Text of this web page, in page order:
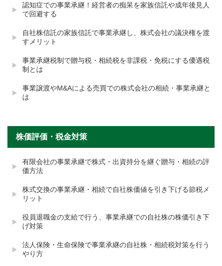
認知症での事業承継！経営者の痴呆を家族信託や成年後見人
で回避する
自社株信託の家族信託で事業承継し、株式会社の議決権を渡
すメリット
事業承継税制で贈与税・相続税を非課税・免税にする優遇税
制とは
事業譲渡やM&Aによる売買での株式会社の相続・事業承継と
は
株価評価・税金対策
有限会社の事業承継で株式・出資持分を継ぐ贈与・相続の評
価方法
株式交換の事業承継・相続で自社株価値を引き下げる節税メ
リット
役員退職金の支給で行う、事業承継での自社株の株価引き下
げ対策
法人保険・生命保険で事業承継の自社株・相続税対策を行う
やり方